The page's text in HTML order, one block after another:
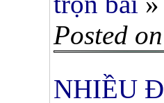
Posted
NHIỀU